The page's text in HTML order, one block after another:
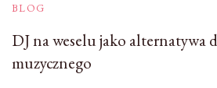
BLOG
DJ na weselu jako alternatywa
muzycznego